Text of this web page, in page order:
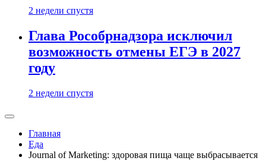
2 недели спустя
Глава Рособрнадзора исключил
возможность отмены ЕГЭ в 2027
году
2 недели спустя
Главная
Еда
Journal of Marketing: здоровая пища чаще выбрасывается